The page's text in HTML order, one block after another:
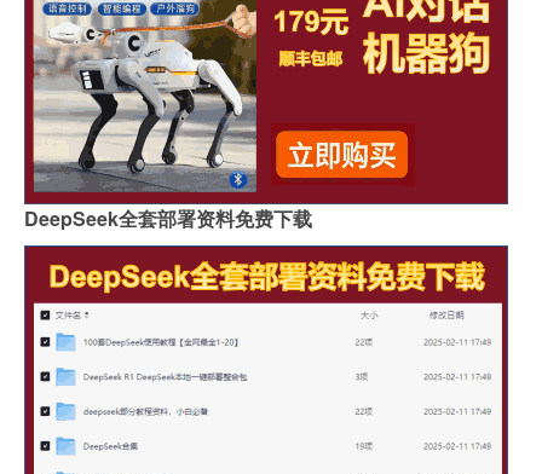
DeepSeek全套部署资料免费下载